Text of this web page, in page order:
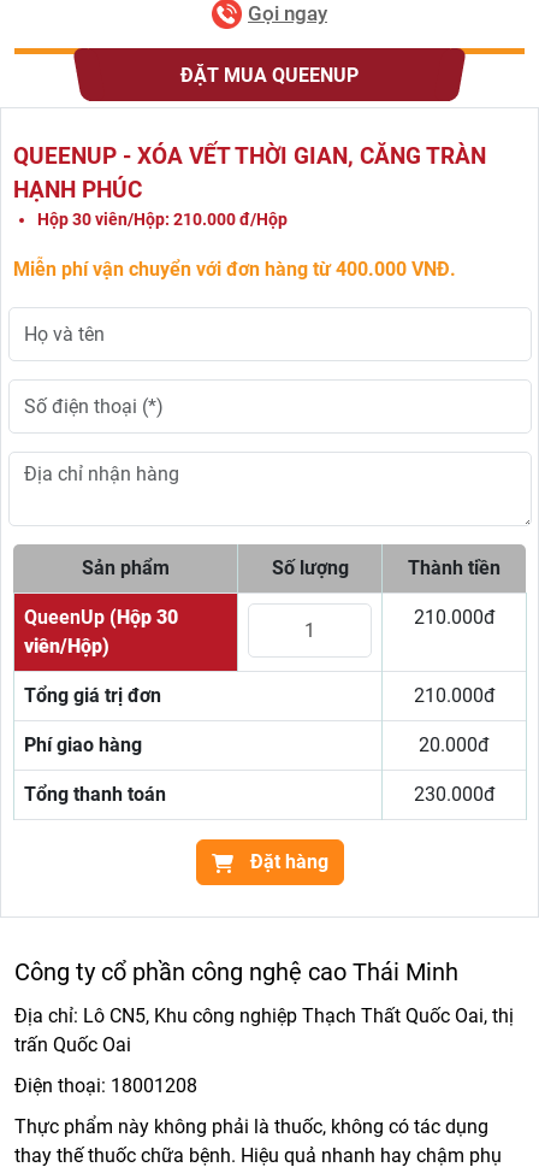
Gọi ngay
ĐẶT MUA QUEENUP
QUEENUP - XÓA VẾT THỜI GIAN, CĂNG TRÀN
HẠNH PHÚC
Hộp 30 viên/Hộp: 210.000 đ/Hộp
Miễn phí vận chuyển với đơn hàng từ 400.000 VNĐ.
Sản phẩm Số lượng Thành tiền
QueenUp (Hộp 30
viên/Hộp)
210.000đ
Tổng giá trị đơn 210.000đ
Phí giao hàng 20.000đ
Tổng thanh toán 230.000đ
Đặt hàng
Công ty cổ phần công nghệ cao Thái Minh
Địa chỉ: Lô CN5, Khu công nghiệp Thạch Thất Quốc Oai, thị
trấn Quốc Oai
Điện thoại: 18001208
Thực phẩm này không phải là thuốc, không có tác dụng
thay thế thuốc chữa bệnh. Hiệu quả nhanh hay chậm phụ